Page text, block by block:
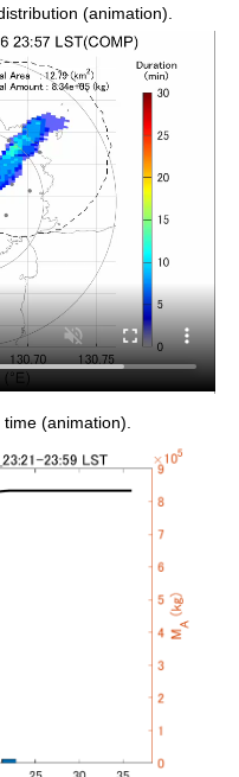
(animation).
(animation).